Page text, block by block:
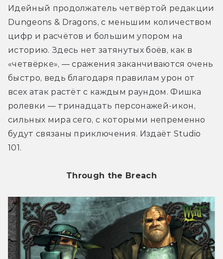
Идейный продолжатель четвёртой редакции
Dungeons & Dragons, с меньшим количеством
цифр и расчётов и большим упором на
историю. Здесь нет затянутых боёв, как в
«четвёрке», — сражения заканчиваются очень
быстро, ведь благодаря правилам урон от
всех атак растёт с каждым раундом. Фишка
ролевки — тринадцать персонажей-икон,
сильных мира сего, с которыми непременно
будут связаны приключения. Издаёт Studio
101.
Through the Breach